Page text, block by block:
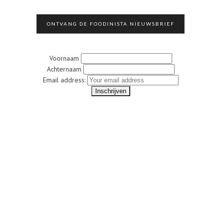
ONTVANG DE FOODINISTA NIEUWSBRIEF
Voornaam
Achternaam
Email address: